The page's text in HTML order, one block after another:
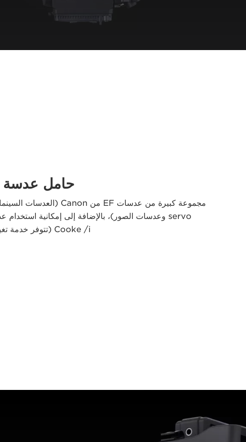
حامل عدسة EF أو PL
Cooke /i (تتوفر خدمة تغيير حامل العدسة).